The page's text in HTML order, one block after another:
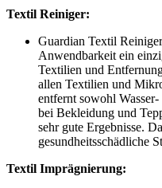
Textil Reiniger:
Guardian Textil
Anwendbarkeit ein
Textilien und
allen Textilien und
entfernt sowohl
bei Bekleidung und
sehr gute Ergebnisse.
gesundheitsschädliche
Textil Imprägnierung: